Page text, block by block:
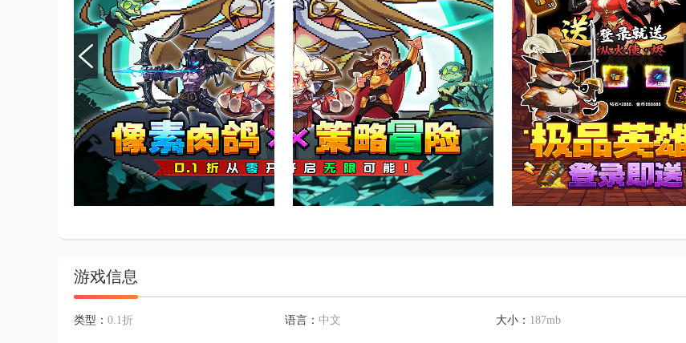
游戏信息
类型： 0.1折 语言： 中文 大小： 187mb